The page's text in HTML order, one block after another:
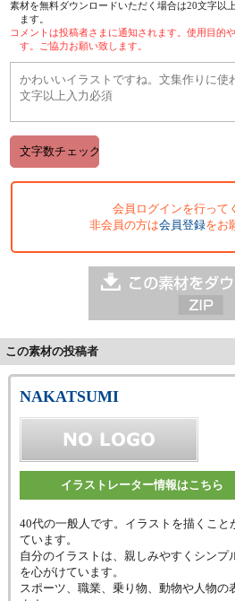
素材を無料ダウンロードいただく場合は20文字以
ます。
コメントは投稿者さまに通知されます。使用目的
す。ご協力お願い致します。
会員ログインを行って
非会員の方は会員登録をお
この素材の投稿者
NAKATSUMI
イラストレーター情報はこちら
40代の一般人です。イラストを描くこ
ています。
自分のイラストは、親しみやすくシンプ
を心がけています。
スポーツ、職業、乗り物、動物や人物の